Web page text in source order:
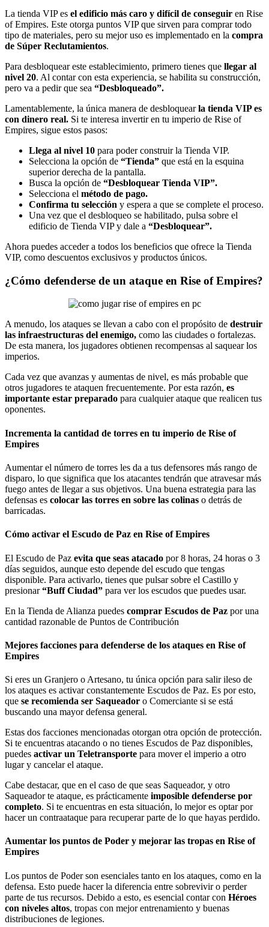
La tienda VIP es el edificio más caro y difícil de conseguir en Rise
of Empires. Este otorga puntos VIP que sirven para comprar todo
tipo de materiales, pero su mejor uso es implementado en la compra
de Súper Reclutamientos.
Para desbloquear este establecimiento, primero tienes que llegar al
nivel 20. Al contar con esta experiencia, se habilita su construcción,
pero va a pedir que sea “Desbloqueado”.
Lamentablemente, la única manera de desbloquearla tienda VIP es
con dinero real. Si te interesa invertir en tu imperio de Rise of
Empires, sigue estos pasos:
Llega al nivel 10 para poder construir la Tienda VIP.
Selecciona la opción de “Tienda” que está en la esquina
superior derecha de la pantalla.
Busca la opción de “Desbloquear Tienda VIP”.
Selecciona el método de pago.
Confirma tu selección y espera a que se complete el proceso.
Una vez que el desbloqueo se habilitado, pulsa sobre el
edificio de Tienda VIP y dale a “Desbloquear”.
Ahora puedes acceder a todos los beneficios que ofrece la Tienda
VIP, como descuentos exclusivos y productos únicos.
¿Cómo defenderse de un ataque en Rise of Empires?
A menudo, los ataques se llevan a cabo con el propósito de destruir
las infraestructuras del enemigo, como las ciudades o fortalezas.
De esta manera, los jugadores obtienen recompensas al saquear los
imperios.
Cada vez que avanzas y aumentas de nivel, es más probable que
otros jugadores te ataquen frecuentemente. Por esta razón, es
importante estar preparado para cualquier ataque que realicen tus
oponentes.
Incrementa la cantidad de torres en tu imperio de Rise of
Empires
Aumentar el número de torres les da a tus defensores más rango de
disparo, lo que significa que los atacantes tendrán que atravesar más
fuego antes de llegar a sus objetivos. Una buena estrategia para las
defensas es colocar las torres en sobre las colinas o detrás de
barricadas.
Cómo activar el Escudo de Paz en Rise of Empires
El Escudo de Paz evita que seas atacado por 8 horas, 24 horas o 3
días seguidos, aunque esto depende del escudo que tengas
disponible. Para activarlo, tienes que pulsar sobre el Castillo y
presionar“Buff Ciudad” para ver los escudos que puedes usar.
En la Tienda de Alianza puedes comprar Escudos de Paz por una
cantidad razonable de Puntos de Contribución
Mejores facciones para defenderse de los ataques en Rise of
Empires
Si eres un Granjero o Artesano, tu única opción para salir ileso de
los ataques es activar constantemente Escudos de Paz. Es por esto,
que se recomienda ser Saqueador o Comerciante si se está
buscando una mayor defensa general.
Estas dos facciones mencionadas otorgan otra opción de protección.
Si te encuentras atacando o no tienes Escudos de Paz disponibles,
puedes activar un Teletransporte para mover el imperio a otro
lugar y cancelar el ataque.
Cabe destacar, que en el caso de que seas Saqueador, y otro
Saqueador te ataque, es prácticamente imposible defenderse por
completo. Si te encuentras en esta situación, lo mejor es optar por
hacer un contraataque para recuperar parte de lo que hayas perdido.
Aumentar los puntos de Poder y mejorar las tropas en Rise of
Empires
Los puntos de Poder son esenciales tanto en los ataques, como en la
defensa. Esto puede hacer la diferencia entre sobrevivir o perder
parte de tus recursos. Debido a esto, es esencial contar con Héroes
con niveles altos, tropas con mejor entrenamiento y buenas
distribuciones de legiones.